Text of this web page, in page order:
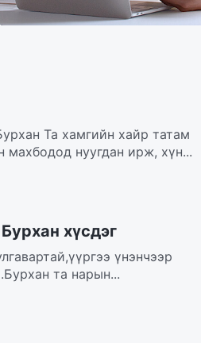
Та хамгийн хайр татам
махбодод нуугдан ирж, хүн...
хүсдэг
үнэнчээр
та нарын...